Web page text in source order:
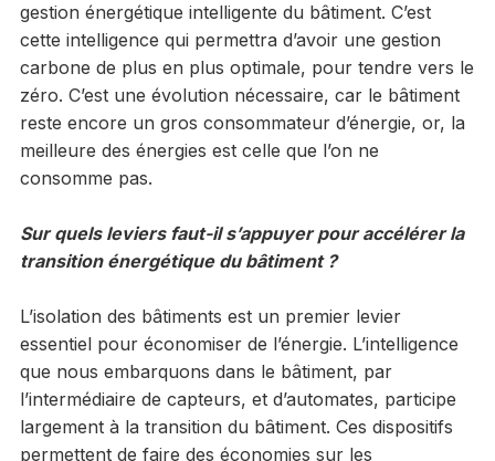
gestion énergétique intelligente du bâtiment. C’est
cette intelligence qui permettra d’avoir une gestion
carbone de plus en plus optimale, pour tendre vers le
zéro. C’est une évolution nécessaire, car le bâtiment
reste encore un gros consommateur d’énergie, or, la
meilleure des énergies est celle que l’on ne
consomme pas.
Sur quels leviers faut-il s’appuyer pour accélérer la
transition énergétique du bâtiment ?
L’isolation des bâtiments est un premier levier
essentiel pour économiser de l’énergie. L’intelligence
que nous embarquons dans le bâtiment, par
l’intermédiaire de capteurs, et d’automates, participe
largement à la transition du bâtiment. Ces dispositifs
permettent de faire des économies sur les